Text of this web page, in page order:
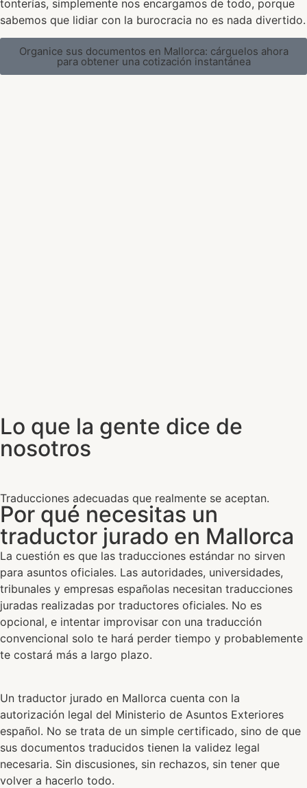
tonterías, simplemente nos encargamos de todo, porque
sabemos que lidiar con la burocracia no es nada divertido.
Organice sus documentos en Mallorca: cárguelos ahora
para obtener una cotización instantánea
Lo que la gente dice de
nosotros
Traducciones adecuadas que realmente se aceptan.
Por qué necesitas un
traductor jurado en Mallorca
La cuestión es que las traducciones estándar no sirven
para asuntos oficiales. Las autoridades, universidades,
tribunales y empresas españolas necesitan traducciones
juradas realizadas por traductores oficiales. No es
opcional, e intentar improvisar con una traducción
convencional solo te hará perder tiempo y probablemente
te costará más a largo plazo.
Un traductor jurado en Mallorca cuenta con la
autorización legal del Ministerio de Asuntos Exteriores
español. No se trata de un simple certificado, sino de que
sus documentos traducidos tienen la validez legal
necesaria. Sin discusiones, sin rechazos, sin tener que
volver a hacerlo todo.